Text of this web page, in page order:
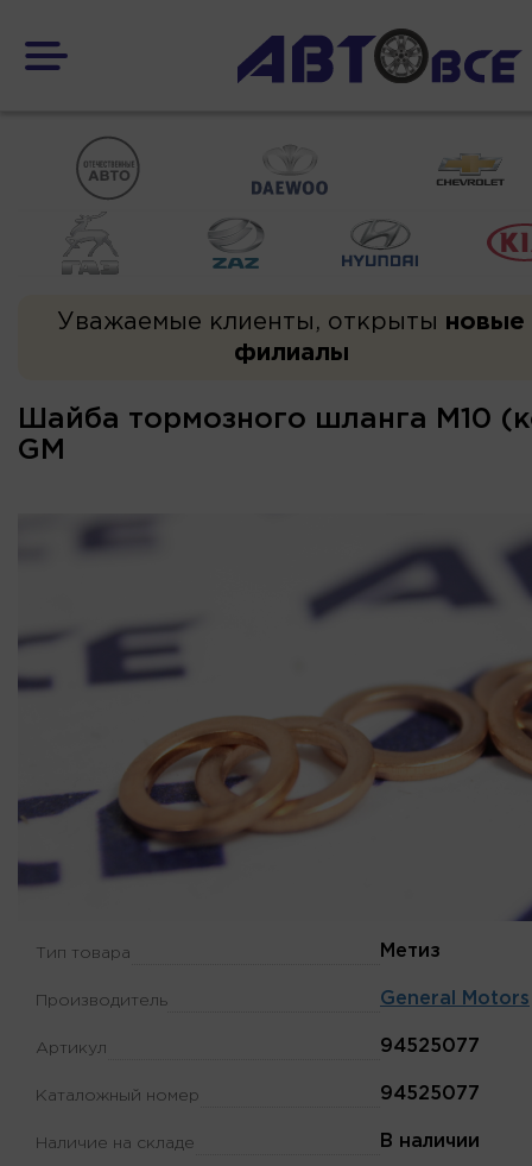
Уважаемые клиенты, открыты новые
филиалы
Шайба тормозного шланга М10
GM
Тип товара Метиз
Производитель General Motors
Артикул 94525077
Каталожный номер 94525077
Наличие на складе В наличии